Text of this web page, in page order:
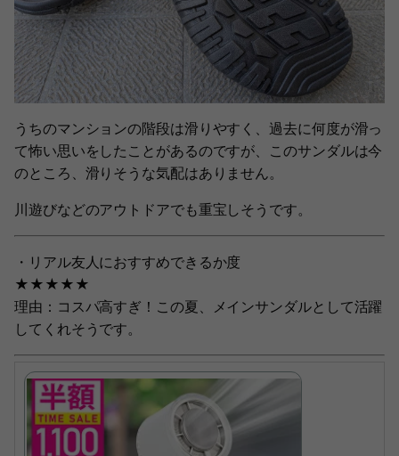
うちのマンションの階段は滑りやすく、過去に何度が滑っ
て怖い思いをしたことがあるのですが、このサンダルは今
のところ、滑りそうな気配はありません。
川遊びなどのアウトドアでも重宝しそうです。
・リアル友人におすすめできるか度
★★★★★
理由：コスパ高すぎ！この夏、メインサンダルとして活躍
してくれそうです。